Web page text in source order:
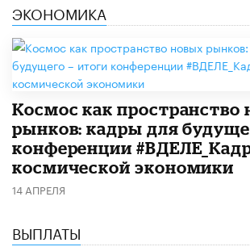
ЭКОНОМИКА
Космос как пространство
рынков: кадры для
конференции
космической экономики
14 АПРЕЛЯ
ВЫПЛАТЫ